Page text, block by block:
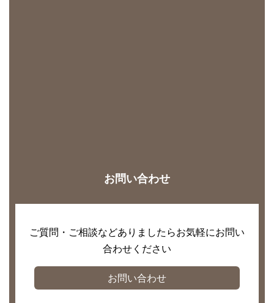
お問い合わせ
ご質問・ご相談などありましたらお気軽にお問い
合わせください
お問い合わせ